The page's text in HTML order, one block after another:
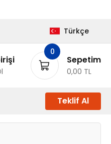
Türkçe
0
Sepetim
0,00 TL
Teklif Al